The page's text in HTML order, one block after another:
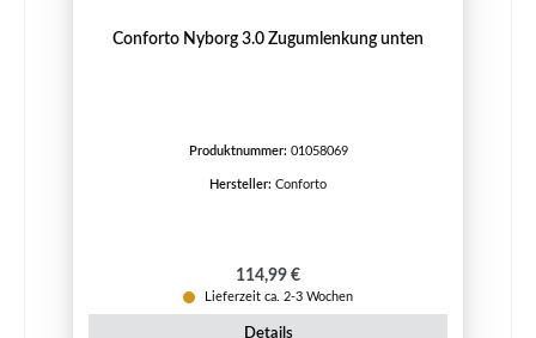
Conforto Nyborg 3.0 Zugumlenkung unten
Produktnummer: 01058069
Hersteller: Conforto
Regulärer Preis:
114,99 €
Lieferzeit ca. 2-3 Wochen
Details